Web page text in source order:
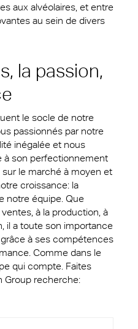
aux alvéolaires, et entre
au sein de divers
la passion,
le socle de notre
passionnés par notre
inégalée et nous
à son perfectionnement
sur le marché à moyen et
croissance: la
notre équipe. Que
à la production, à
il a toute son importance
à ses compétences
Comme dans le
qui compte. Faites
Group recherche: